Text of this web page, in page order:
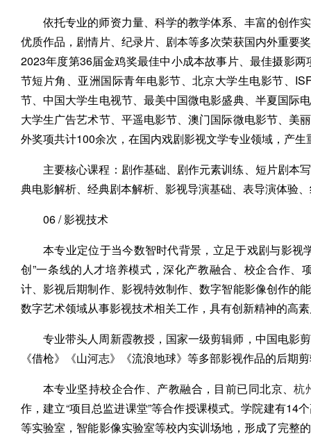
依托专业的师资力量、科学的教学体系、丰富的创作
优质作品，剧情片、纪录片、剧本等多次荣获国内外重要
2023年度第36届金鸡奖最佳中小成本故事片、最佳摄影
节短片角、亚洲国际青年电影节、北京大学生电影节、
节、中国大学生电视节、最美中国微电影盛典、半夏国际
大学生广告艺术节、平遥电影节、澳门国际微电影节、美
外奖项共计100余次，在国内戏剧影视文学专业领域，产生
主要核心课程：剧作基础、剧作元素训练、短片剧本
典电影解析、经典剧本解析、影视导演基础、表导演体验
06 / 影视技术
本专业定位于当今数智时代背景，立足于戏剧与影
创”一条线的人才培养模式，深化产教融合、校企合作
计、影视后期制作、影视特效制作、数字智能影像创作的
数字艺术领域从事影视技术相关工作，具有创新精神的高
专业带头人周新霞教授，国家一级剪辑师，中国电影
《借枪》《山河志》《流浪地球》等多部影视作品的后期
本专业坚持校企合作、产教融合，目前已同北京、杭
作，建立“项目总监进课堂”等合作授课模式。学院建有14
等实验室，智能影像实验室等校内实训场地，形成了完整